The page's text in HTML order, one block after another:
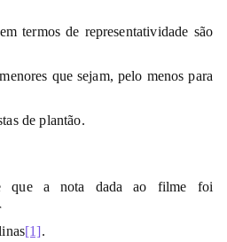
termos de representatividade são
que sejam, pelo menos para
de plantão.
que a nota dada ao filme foi
[1].